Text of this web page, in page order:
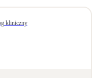
Ukończyłem
Wyższej we Wrocławiu —
a w 2009 r. magisterskie
szkolenie z psychoterapii
a w styczniu
Od
w konferencjach
kliniczny